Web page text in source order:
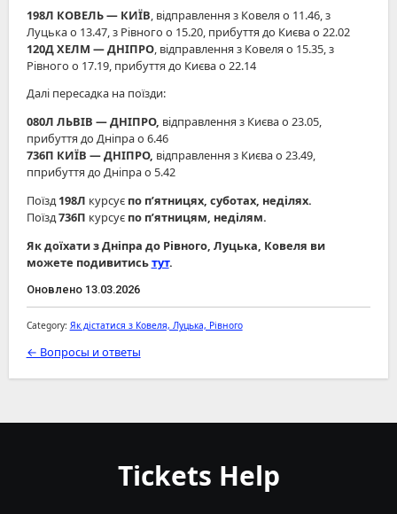
198Л КОВЕЛЬ ― КИЇВ , відправлення з Ковеля о 11.46, з
Луцька о 13.47, з Рівного о 15.20, прибуття до Києва о 22.02
120Д ХЕЛМ ― ДНІПРО, відправлення з Ковеля о 15.35, з
Рівного о 17.19, прибуття до Києва о 22.14
Далі пересадка на поїзди:
080Л ЛЬВІВ ― ДНІПРО, відправлення з Києва о 23.05,
прибуття до Дніпра о 6.46
736П КИЇВ ― ДНІПРО, відправлення з Києва о 23.49,
пприбуття до Дніпра о 5.42
Поїзд198Л курсує по п’ятницях, суботах, неділях.
Поїзд736П курсує по п’ятницям, неділям.
Як доїхати з Дніпра до Рівного, Луцька, Ковеля ви
можете подивитисьтут.
Оновлено 13.03.2026
Category: Як дістатися з Ковеля, Луцька, Рівного
← Вопросы и ответы
Tickets Help